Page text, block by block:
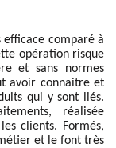
efficace comparé à
opération risque
et sans normes
avoir connaitre et
qui y sont liés.
réalisée
clients. Formés,
et le font très